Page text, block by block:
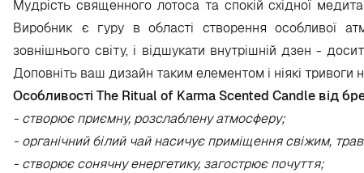
Мудрість священного лотоса та спокій східної
Виробник є гуру в області створення особливої
зовнішнього світу, і відшукати внутрішній дзен -
Доповніть ваш дизайн таким елементом і ніякі тривоги
Особливості The Ritual of Karma Scented Candle від
- створює приємну, розслаблену атмосферу;
- органічний білий чай насичує приміщення свіжим,
- створює сонячну енергетику, загострює почуття;